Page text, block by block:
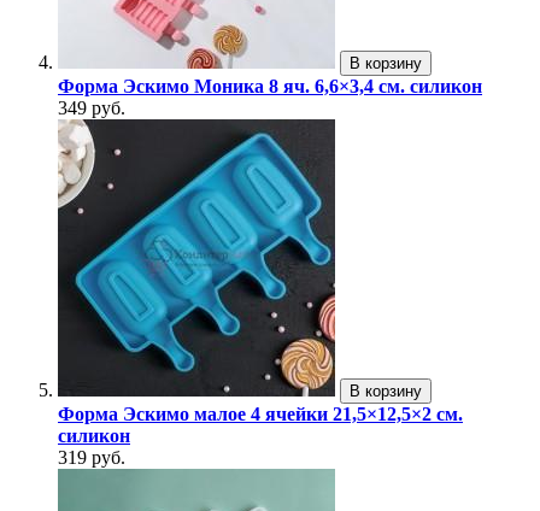
В корзину
Форма Эскимо Моника 8 яч. 6,6×3,4 см. силикон
349 руб.
В корзину
Форма Эскимо малое 4 ячейки 21,5×12,5×2 см.
силикон
319 руб.